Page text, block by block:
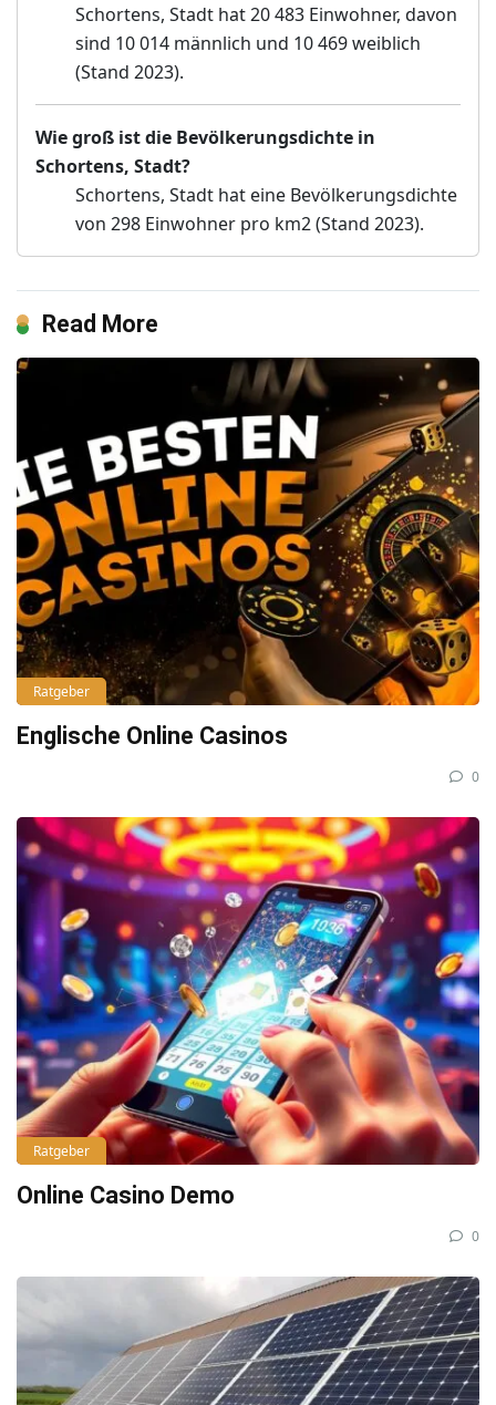
Schortens, Stadt hat 20 483 Einwohner, davon
sind 10 014 männlich und 10 469 weiblich
(Stand 2023).
Wie groß ist die Bevölkerungsdichte in
Schortens, Stadt?
Schortens, Stadt hat eine Bevölkerungsdichte
von 298 Einwohner pro km2 (Stand 2023).
Read More
Ratgeber
Englische Online Casinos
0
Ratgeber
Online Casino Demo
0